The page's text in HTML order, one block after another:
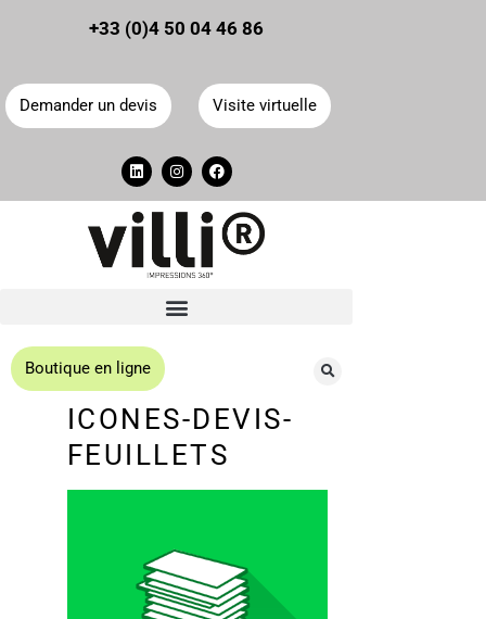
Panneau de gestion des cookies
+33 (0)4 50 04 46 86
Demander un devis Visite virtuelle
Boutique en ligne
ICONES-DEVIS-
FEUILLETS